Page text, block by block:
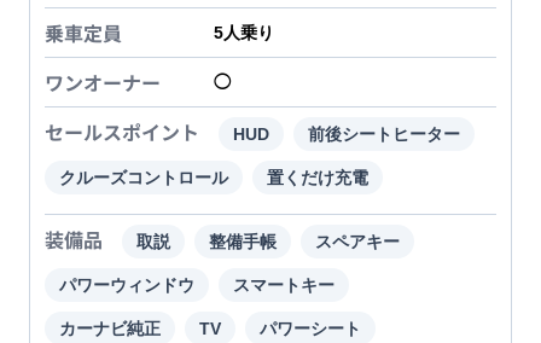
乗車定員 5人乗り
ワンオーナー ◯
セールスポイント HUD 前後シートヒーター
クルーズコントロール 置くだけ充電
装備品 取説 整備手帳 スペアキー
パワーウィンドウ スマートキー
カーナビ純正 TV パワーシート